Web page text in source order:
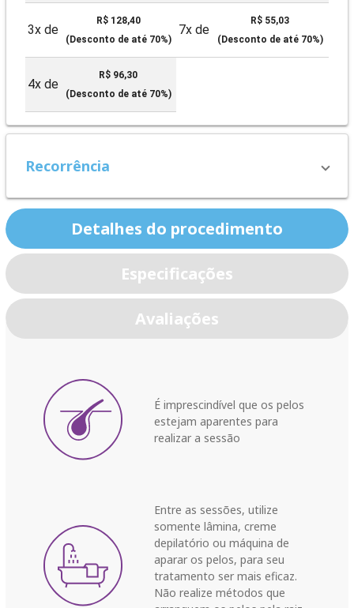
3x de
R$ 128,40
(Desconto de até 70%)
7x de
R$ 55,03
(Desconto de até 70%)
4x de
R$ 96,30
(Desconto de até 70%)
Recorrência
Detalhes do procedimento
Especificações
Avaliações
É imprescindível que os pelos
estejam aparentes para
realizar a sessão
Entre as sessões, utilize
somente lâmina, creme
depilatório ou máquina de
aparar os pelos, para seu
tratamento ser mais eficaz.
Não realize métodos que